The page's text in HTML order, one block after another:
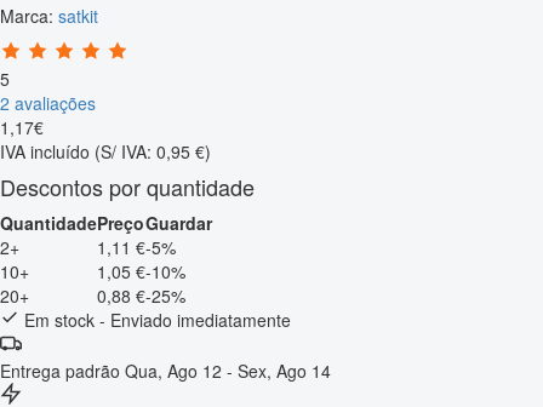
Marca: satkit
5
2 avaliações
1 ,17€
IVA incluído (S/ IVA: 0,95 €)
Descontos por quantidade
QuantidadePreçoGuardar
2+
1,11 €-5%
10+
1,05 €-10%
20+
0,88 €-25%
Em stock - Enviado imediatamente
Entrega padrão Qua, Ago 12 - Sex, Ago 14